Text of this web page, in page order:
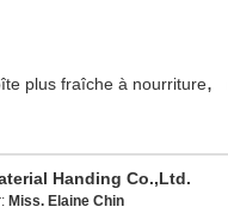
plus fraîche à nourriture,
Handing Co.,Ltd.
Miss. Elaine Chin